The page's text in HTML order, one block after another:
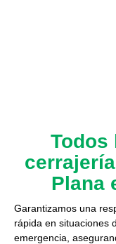
Todos
Plana
Garantizamos una
rápida en situaciones
emergencia,